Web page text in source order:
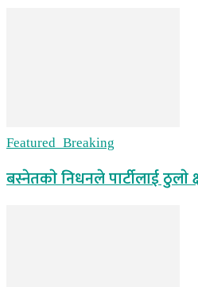
Featured_Breaking
बस्नेतकाे निधनले पार्टीलाई ठुलाे